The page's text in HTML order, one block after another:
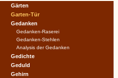
Gärten
Garten-Tür
Gedanken
Gedanken-Raserei
Gedanken-Stehlen
Analysis der Gedanken
Gedichte
Geduld
Gehirn